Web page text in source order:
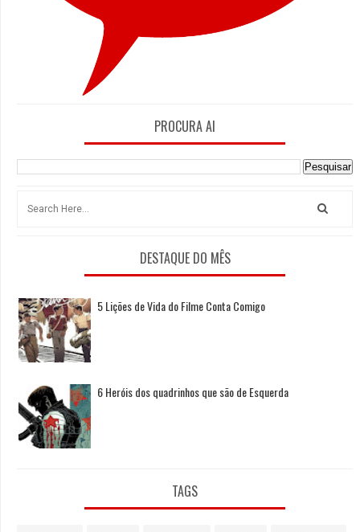
PROCURA AI
DESTAQUE DO MÊS
5 Lições de Vida do Filme Conta Comigo
6 Heróis dos quadrinhos que são de Esquerda
TAGS